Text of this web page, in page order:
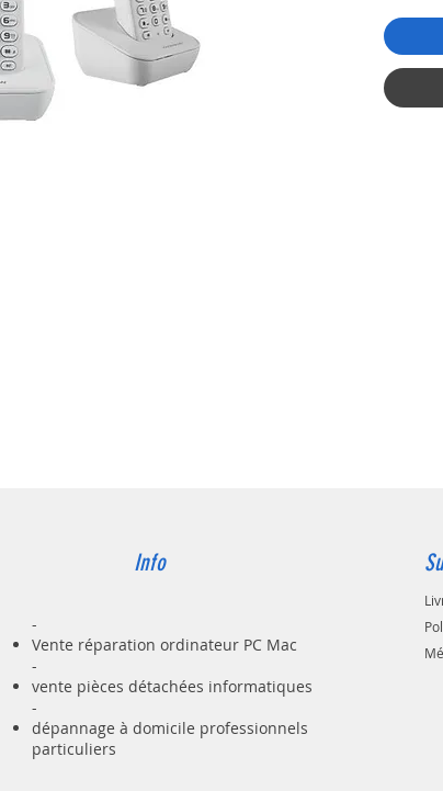
Info
-
Vente réparation ordinateur PC Mac
-
vente pièces détachées informatiques
-
dépannage à domicile professionnels
particuliers